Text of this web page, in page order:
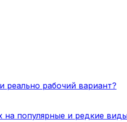
реально рабочий вариант?
на популярные и редкие